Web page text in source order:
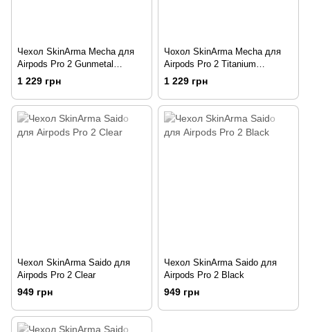
Чехол SkinArma Mecha для
Airpods Pro 2 Gunmetal
(Металлический)
1 229 грн
Чохол SkinArma Mecha для
Airpods Pro 2 Titanium
(Титановый)
1 229 грн
Чехол SkinArma Saido для
Airpods Pro 2 Clear
949 грн
Чехол SkinArma Saido для
Airpods Pro 2 Black
949 грн